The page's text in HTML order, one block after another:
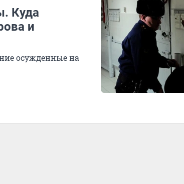
Куда
и
осужденные на